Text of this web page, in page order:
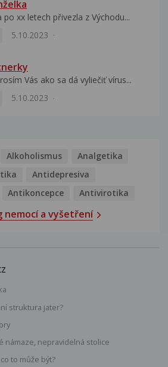
xx letech přivezla z Východu...
5.10.2023
Vás ako sa dá vyliečiť vírus...
5.10.2023
Alkoholismus
Analgetika
Antidepresiva
Antikoncepce Antivirotika
nemocí a vyšetření
struktura jater?
námaze, nepravidelná stolice
to může být?